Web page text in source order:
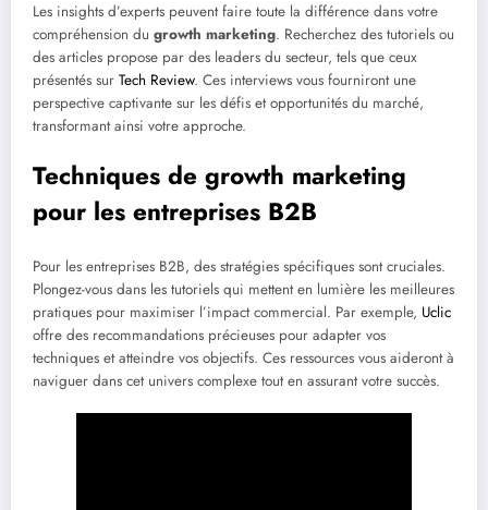
Les insights d’experts peuvent faire toute la différence dans votre
compréhension du growth marketing. Recherchez des tutoriels ou
des articles propose par des leaders du secteur, tels que ceux
présentés sur Tech Review. Ces interviews vous fourniront une
perspective captivante sur les défis et opportunités du marché,
transformant ainsi votre approche.
Techniques de growth marketing
pour les entreprises B2B
Pour les entreprises B2B, des stratégies spécifiques sont cruciales.
Plongez-vous dans les tutoriels qui mettent en lumière les meilleures
pratiques pour maximiser l’impact commercial. Par exemple, Uclic
offre des recommandations précieuses pour adapter vos
techniques et atteindre vos objectifs. Ces ressources vous aideront à
naviguer dans cet univers complexe tout en assurant votre succès.